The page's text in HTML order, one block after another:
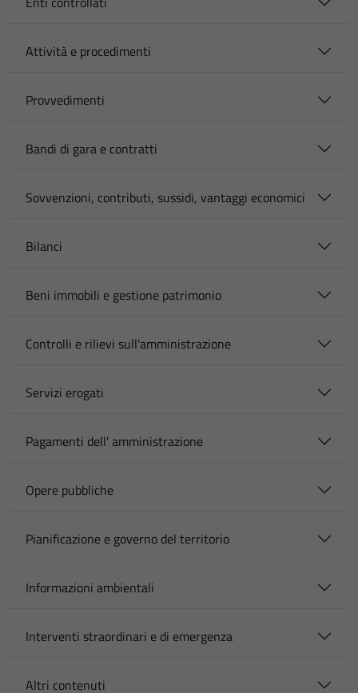
Attività e procedimenti
Provvedimenti
Bandi di gara e contratti
Sovvenzioni, contributi, sussidi, vantaggi economici
Bilanci
Beni immobili e gestione patrimonio
Controlli e rilievi sull'amministrazione
Servizi erogati
Pagamenti dell' amministrazione
Opere pubbliche
Pianificazione e governo del territorio
Informazioni ambientali
Interventi straordinari e di emergenza
Altri contenuti